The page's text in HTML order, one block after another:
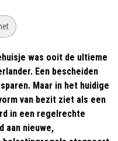
was ooit de ultieme
Een bescheiden
Maar in het huidige
van bezit ziet als een
in een regelrechte
aan nieuwe,